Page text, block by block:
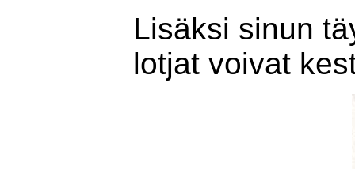
Lisäksi sinun
lotjat voivat